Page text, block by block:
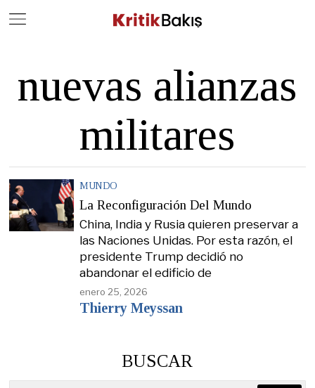
nuevas alianzas
militares
MUNDO
La Reconfiguración Del Mundo
China, India y Rusia quieren preservar a
las Naciones Unidas. Por esta razón, el
presidente Trump decidió no
abandonar el edificio de
enero 25, 2026
Thierry Meyssan
BUSCAR